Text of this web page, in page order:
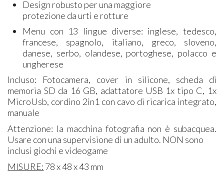
Design robusto per una maggiore
protezione da urti e rotture
Menu con 13 lingue diverse: inglese, tedesco,
francese, spagnolo, italiano, greco, sloveno,
danese, serbo, olandese, portoghese, polacco e
ungherese
Incluso: Fotocamera, cover in silicone, scheda di
memoria SD da 16 GB, adattatore USB 1x tipo C, 1x
MicroUsb, cordino 2in1 con cavo di ricarica integrato,
manuale
Attenzione: la macchina fotografia non è subacquea.
Usare con una supervisione di un adulto. NON sono
inclusi giochi e videogame
MISURE: 78 x 48 x 43 mm